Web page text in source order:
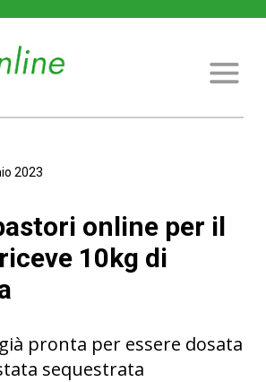
2023
online per il
10kg di
pronta per essere dosata
sequestrata